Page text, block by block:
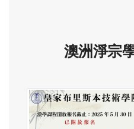
澳洲淨宗